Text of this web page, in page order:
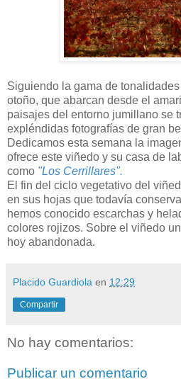
Siguiendo la gama de
otoño, que abarcan desde el
paisajes del entorno jumillano se
expléndidas fotografías de gran
Dedicamos esta semana la
ofrece este viñedo y su casa de
como "Los Cerrillares".
El fin del ciclo vegetativo del
en sus hojas que todavía
hemos conocido escarchas y
colores rojizos. Sobre el viñedo
hoy abandonada.
Placido Guardiola en 12:29
Compartir
No hay comentarios:
Publicar un comentario